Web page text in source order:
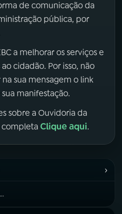
de comunicação da
pública, por
a melhorar os serviços e
cidadão. Por isso, não
sua mensagem o link
manifestação.
sobre a Ouvidoria da
completa Clique aqui.
›